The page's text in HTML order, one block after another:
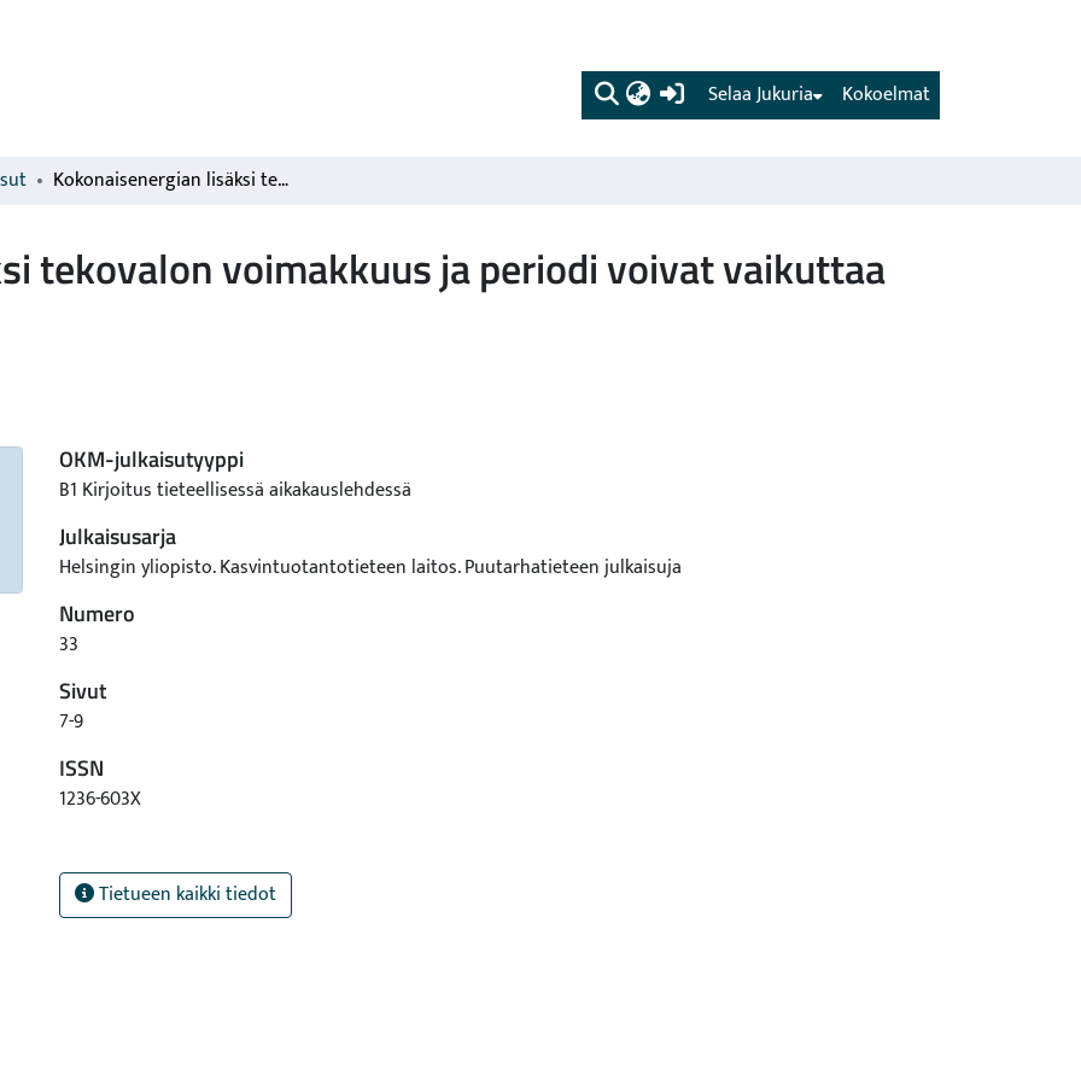
(current) Kokoelmat
Selaa Jukuria
Kokonaisenergian lisäksi tekovalon voimakkuus ja periodi voivat vaikuttaa ruusun satomäärään
tekovalon voimakkuus ja periodi voivat vaikuttaa
OKM-julkaisutyyppi
B1 Kirjoitus tieteellisessä aikakauslehdessä
Julkaisusarja
Helsingin yliopisto. Kasvintuotantotieteen laitos. Puutarhatieteen julkaisuja
Numero
33
Sivut
7-9
ISSN
1236-603X
Tietueen kaikki tiedot